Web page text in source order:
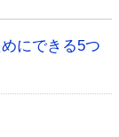
にできる5つ